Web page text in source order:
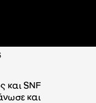
και SNF
και